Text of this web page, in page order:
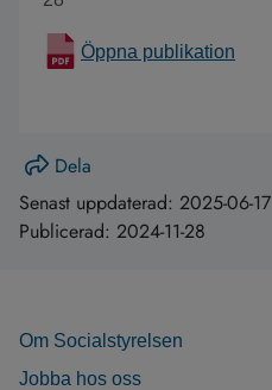
Öppna publikation
Dela
Senast uppdaterad: 2025-06-17
Publicerad: 2024-11-28
Om Socialstyrelsen
Jobba hos oss